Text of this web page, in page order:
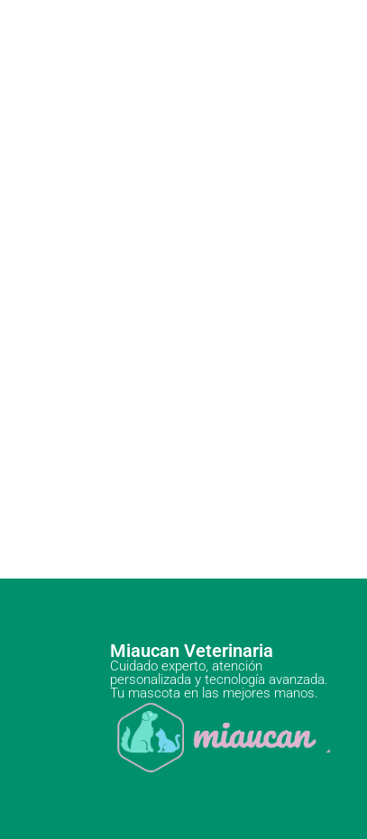
Miaucan Veterinaria
Cuidado experto, atención
personalizada y tecnología avanzada.
Tu mascota en las mejores manos.